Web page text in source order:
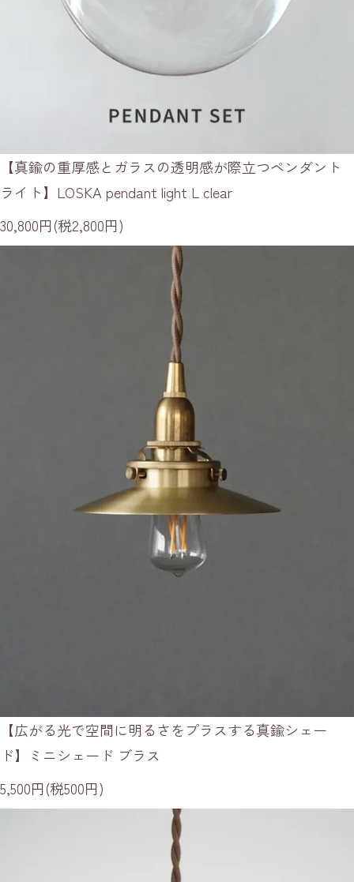
【真鍮の重厚感とガラスの透明感が際立つペンダント
ライト】LOSKA pendant light L clear
30,800円(税2,800円)
【広がる光で空間に明るさをプラスする真鍮シェー
ド】ミニシェード ブラス
5,500円(税500円)